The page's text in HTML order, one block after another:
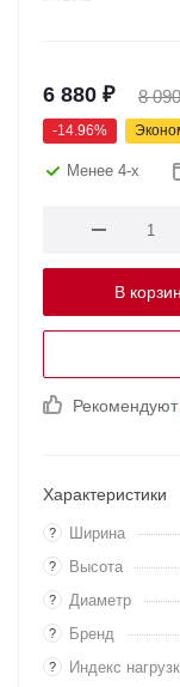
6 880 ₽ 8 090
-14.96%
Менее 4-х
В
Рекомендуют
Характеристики
? Ширина
? Высота
? Диаметр
? Бренд
? Индекс